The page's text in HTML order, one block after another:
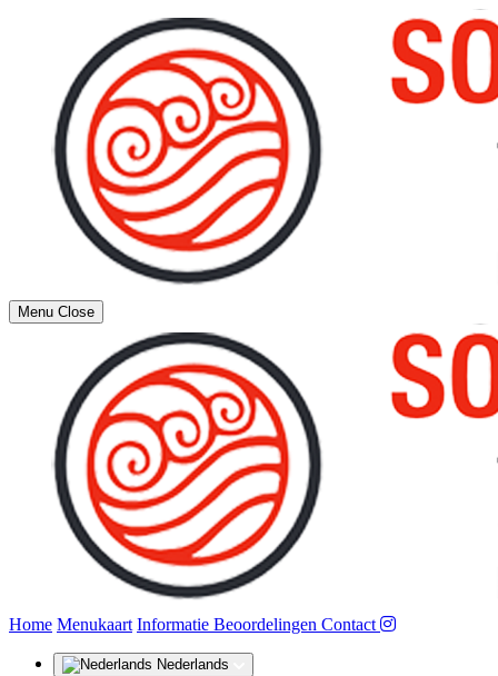
Menu Close
Home Menukaart Informatie Beoordelingen Contact (huidige)
Nederlands